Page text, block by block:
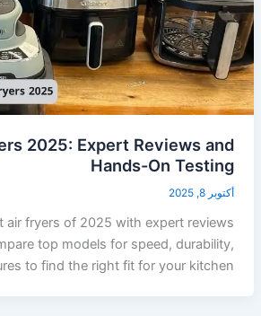
2025: Expert Reviews and
Hands-On Testing
أكتوبر 8, 2025
air fryers of 2025 with expert reviews
top models for speed, durability,
to find the right fit for your kitchen